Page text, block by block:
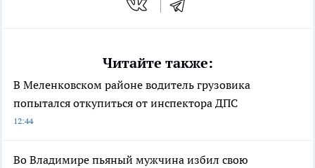
Читайте также:
В Меленковском районе водитель грузовика
попытался откупиться от инспектора ДПС
12:44
Во Владимире пьяный мужчина избил свою